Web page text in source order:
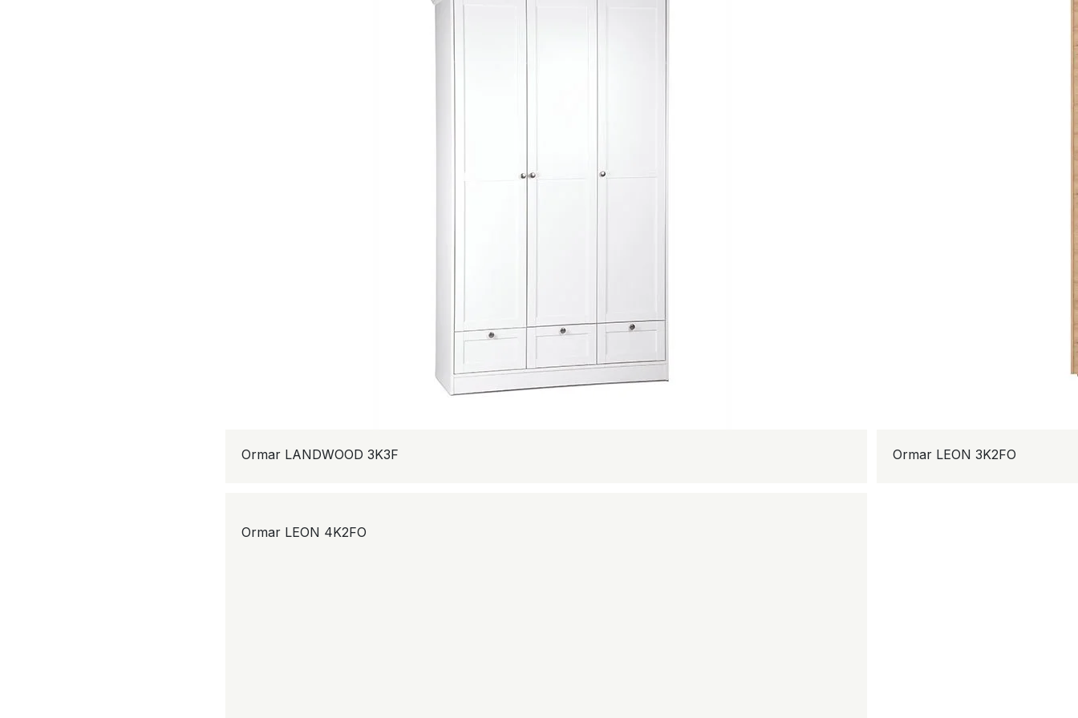
Ormar LANDWOOD 3K3F Ormar LEON 3K2FO
Ormar LEON 4K2FO